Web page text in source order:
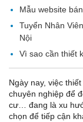
Mẫu website
Tuyển Nhân
Nội
Vì sao cần thiết
Ngày nay, việc
chuyên nghiệp để
cư… đang là xu
chọn để tiếp cận